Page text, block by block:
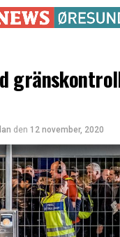
den 12 november, 2020